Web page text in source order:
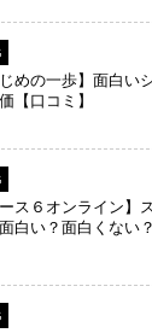
じめの一歩】面白い
【口コミ】
ース６オンライン】
白い？面白くない